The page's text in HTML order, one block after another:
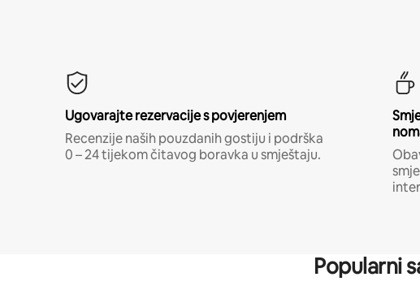
Ugovarajte rezervacije s povjerenjem
Recenzije naših pouzdanih gostiju i podrška
0 – 24 tijekom čitavog boravka u smještaju.
Popularni